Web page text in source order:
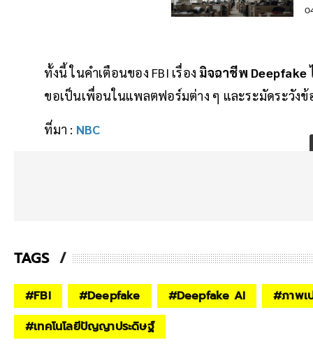
ทั้งนี้ ในคำเตือนของ FBI เรื่อง มิจฉาชีพ Deepfake
ขอเป็นเพื่อนในแพลตฟอร์มต่าง ๆ และระมัดระวัง
ที่มา : NBC
TAGS
#FBI #Deepfake #Deepfake AI #ภาพเ
#เทคโนโลยีปัญญาประดิษฐ์